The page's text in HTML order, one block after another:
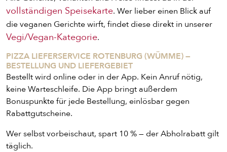
vollständigen Speisekarte. Wer lieber einen Blick auf
die veganen Gerichte wirft, findet diese direkt in unserer
Vegi/Vegan-Kategorie.
PIZZA LIEFERSERVICE ROTENBURG (WÜMME) —
BESTELLUNG UND LIEFERGEBIET
Bestellt wird online oder in der App. Kein Anruf nötig,
keine Warteschleife. Die App bringt außerdem
Bonuspunkte für jede Bestellung, einlösbar gegen
Rabattgutscheine.
Wer selbst vorbeischaut, spart 10 % — der Abholrabatt gilt
täglich.